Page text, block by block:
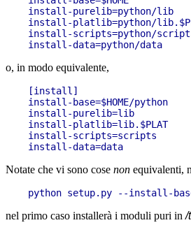
install-purelib=python/lib
install-platlib=python/
install-scripts=python/
o, in modo equivalente,
[install]
install-base=$HOME/python
install-purelib=lib
install-platlib=lib.$PLAT
install-scripts=scripts
Notate che vi sono cose non equivalenti,
nel primo caso installerà i moduli puri in/